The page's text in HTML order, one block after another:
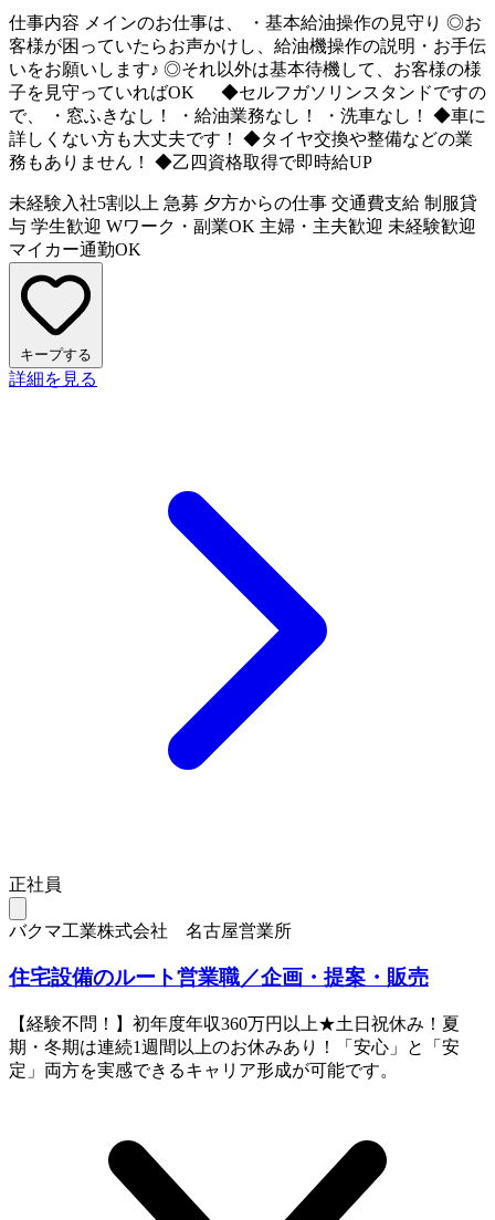
仕事内容 メインのお仕事は、 ・基本給油操作の見守り ◎お
客様が困っていたらお声かけし、給油機操作の説明・お手伝
いをお願いします♪ ◎それ以外は基本待機して、お客様の様
子を見守っていればOK ◆セルフガソリンスタンドですの
で、 ・窓ふきなし！ ・給油業務なし！ ・洗車なし！ ◆車に
詳しくない方も大丈夫です！ ◆タイヤ交換や整備などの業
務もありません！ ◆乙四資格取得で即時給UP
未経験入社5割以上 急募 夕方からの仕事 交通費支給 制服貸
与 学生歓迎 Wワーク・副業OK 主婦・主夫歓迎 未経験歓迎
マイカー通勤OK
キープする
詳細を見る
正社員
バクマ工業株式会社 名古屋営業所
住宅設備のルート営業職／企画・提案・販売
【経験不問！】初年度年収360万円以上★土日祝休み！夏
期・冬期は連続1週間以上のお休みあり！「安心」と「安
定」両方を実感できるキャリア形成が可能です。